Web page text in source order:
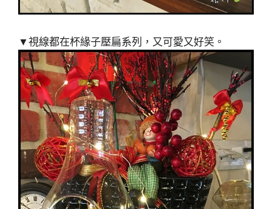
▼視線都在杯緣子壓扁系列，又可愛又好笑。